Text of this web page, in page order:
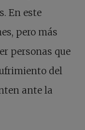
En este
pero más
personas que
del
ante la